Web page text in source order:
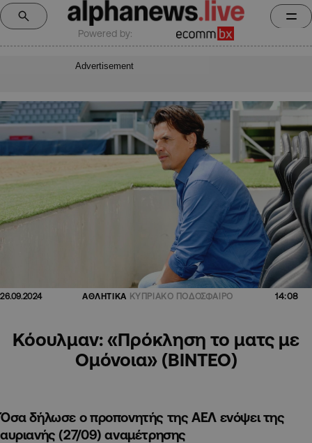
Powered by:
Advertisement
26.09.2024 ΑΘΛΗΤΙΚΑ ΚΥΠΡΙΑΚΟ ΠΟΔΟΣΦΑΙΡΟ 14:08
Κόουλμαν: «Πρόκληση το ματς με
Ομόνοια» (ΒΙΝΤΕΟ)
Όσα δήλωσε ο προπονητής της ΑΕΛ ενόψει της
αυριανής (27/09) αναμέτρησης